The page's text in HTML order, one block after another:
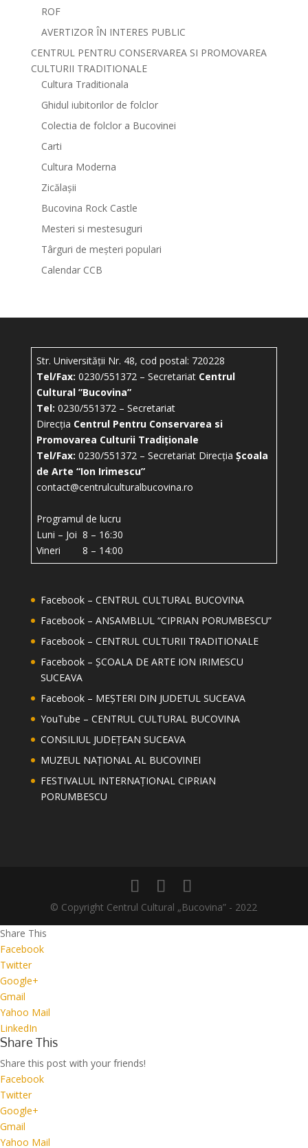
ROF
AVERTIZOR ÎN INTERES PUBLIC
CENTRUL PENTRU CONSERVAREA SI PROMOVAREA
CULTURII TRADITIONALE
Cultura Traditionala
Ghidul iubitorilor de folclor
Colectia de folclor a Bucovinei
Carti
Cultura Moderna
Zicălașii
Bucovina Rock Castle
Mesteri si mestesuguri
Târguri de meșteri populari
Calendar CCB
Str. Universității Nr. 48, cod postal: 720228
Tel/Fax: 0230/551372 – Secretariat Centrul
Cultural ”Bucovina”
Tel: 0230/551372 – Secretariat
Direcția Centrul Pentru Conservarea si
Promovarea Culturii Tradiționale
Tel/Fax: 0230/551372 – Secretariat Direcția Școala
de Arte “Ion Irimescu”
contact@centrulculturalbucovina.ro
Programul de lucru
Luni – Joi 8 – 16:30
Vineri 8 – 14:00
Facebook – CENTRUL CULTURAL BUCOVINA
Facebook – ANSAMBLUL “CIPRIAN PORUMBESCU”
Facebook – CENTRUL CULTURII TRADITIONALE
Facebook – ȘCOALA DE ARTE ION IRIMESCU
SUCEAVA
Facebook – MEȘTERI DIN JUDETUL SUCEAVA
YouTube – CENTRUL CULTURAL BUCOVINA
CONSILIUL JUDEȚEAN SUCEAVA
MUZEUL NAȚIONAL AL BUCOVINEI
FESTIVALUL INTERNAȚIONAL CIPRIAN
PORUMBESCU
© Copyright Centrul Cultural „Bucovina” - 2022
Share This
Facebook
Twitter
Google+
Gmail
Yahoo Mail
LinkedIn
Share This
Share this post with your friends!
Facebook
Twitter
Google+
Gmail
Yahoo Mail